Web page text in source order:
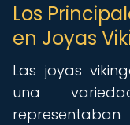
Los
en Joyas
Las joyas
una